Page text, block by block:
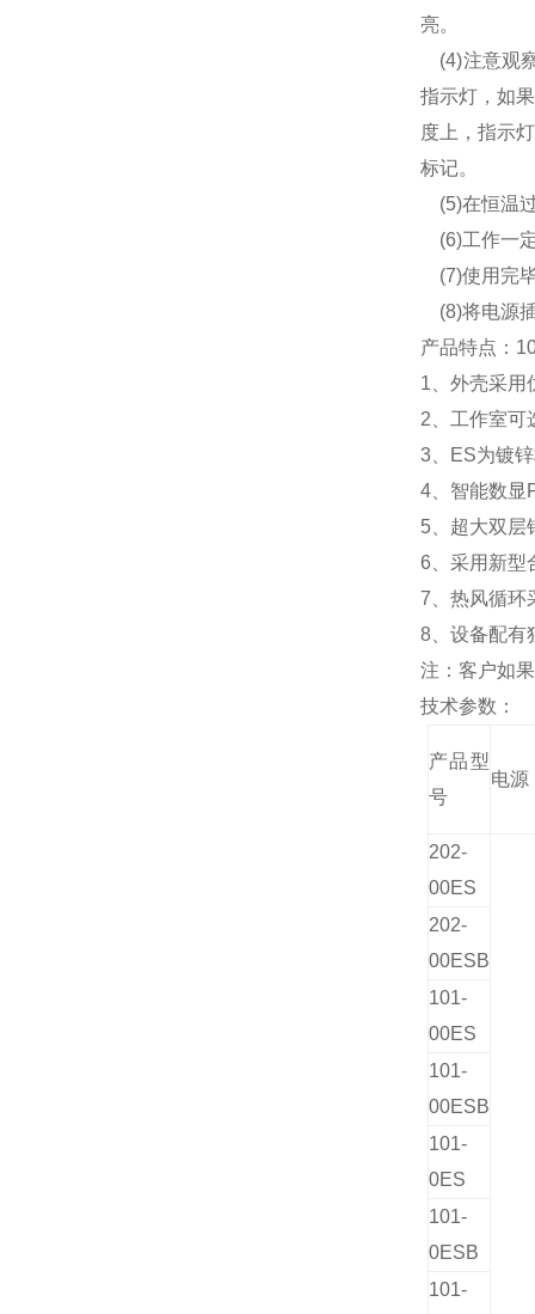
亮。
(4)注意观
指示灯，如
度上，指示
标记。
(5)在恒温
(6)工作一
(7)使用完
(8)将电源
产品特点：
1、外壳采用
2、工作室可
3、
ES为镀
4、智能数显
5、超大双层
6、采用新型
7、热风循环
8、设备配有
注：客户如
技术参数：
产品型
号
电源
202-
00ES
202-
00ESB
101-
00ES
101-
00ESB
101-
0ES
101-
0ESB
101-